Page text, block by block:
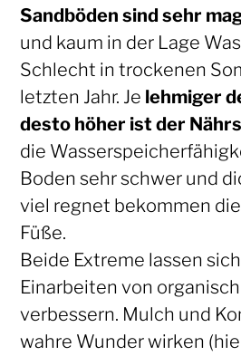
Sandböden sind sehr
und kaum in der Lage
Schlecht in trockenen
letzten Jahr. Je lehmiger
desto höher ist der
die
Boden sehr schwer und
viel regnet bekommen
Füße.
Beide Extreme lassen
Einarbeiten von
verbessern. Mulch und
wahre Wunder wirken